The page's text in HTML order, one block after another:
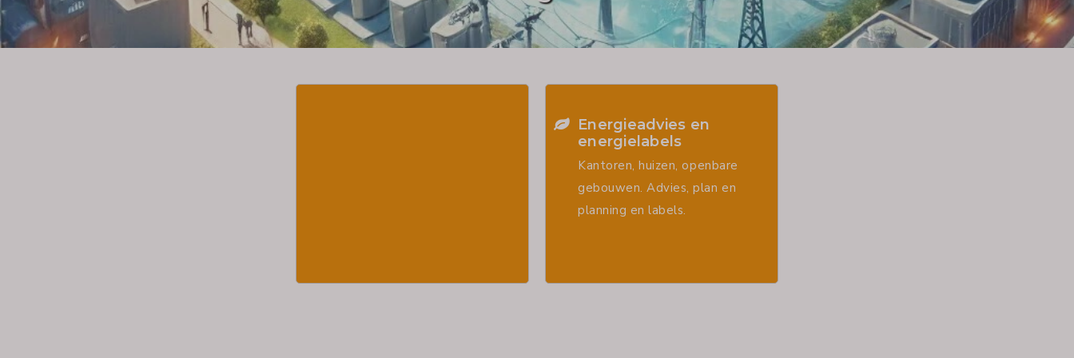
Energieadvies en
energielabels
Kantoren, huizen, openbare
gebouwen. Advies, plan en
planning en labels.